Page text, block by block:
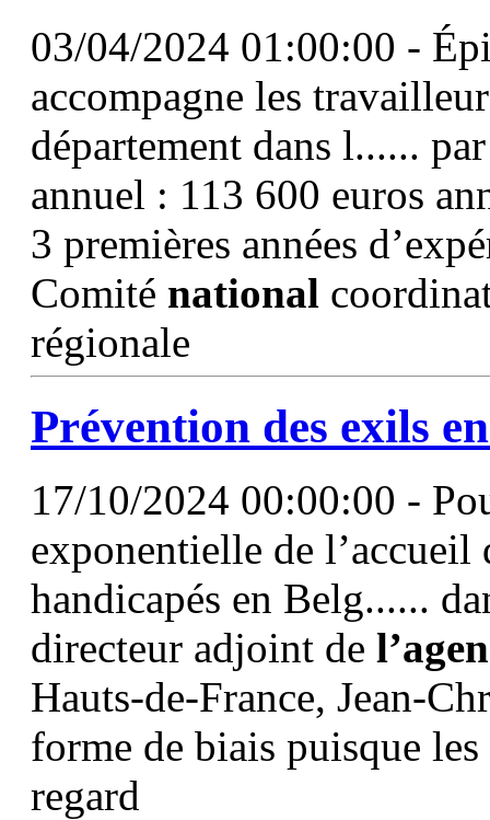
03/04/2024 01:00:00 -
accompagne les
département dans l......
annuel : 113 600 euros
3 premières années
Comité national
régionale
Prévention des exils
17/10/2024 00:00:00 -
exponentielle de l’accueil
handicapés en Belg......
directeur adjoint de
Hauts-de-France, Jean-
forme de biais puisque
regard